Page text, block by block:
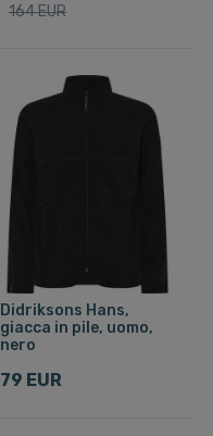
164 EUR
Didriksons Hans,
giacca in pile, uomo,
nero
79 EUR